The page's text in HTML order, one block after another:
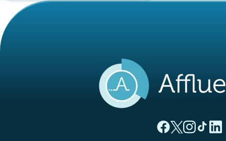
(new tab)
(new tab)
(new tab)